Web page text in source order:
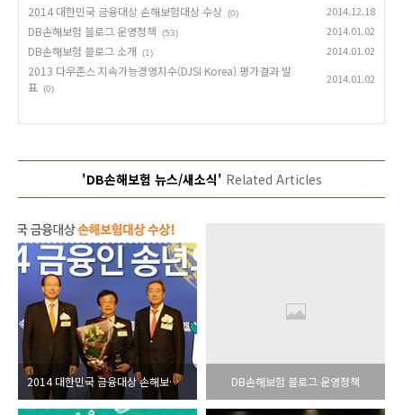
2014 대한민국 금융대상 손해보험대상 수상 (0) 2014.12.18
DB손해보험 블로그 운영정책 (53) 2014.01.02
DB손해보험 블로그 소개 (1) 2014.01.02
2013 다우존스 지속가능경영지수(DJSI Korea) 평가결과 발
표 (0)
2014.01.02
'DB손해보험 뉴스/새소식' Related Articles
2014 대한민국 금융대상 손해보험대상 수상 DB손해보험 블로그 운영정책